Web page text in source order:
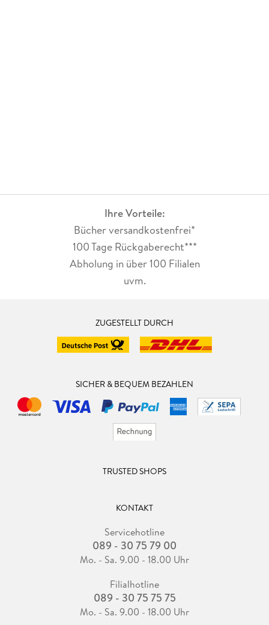
Ihre Vorteile:
Bücher versandkostenfrei*
100 Tage Rückgaberecht***
Abholung in über 100 Filialen
uvm.
ZUGESTELLT DURCH
SICHER & BEQUEM BEZAHLEN
TRUSTED SHOPS
KONTAKT
Servicehotline
089 - 30 75 79 00
Mo. - Sa. 9.00 - 18.00 Uhr
Filialhotline
089 - 30 75 75 75
Mo. - Sa. 9.00 - 18.00 Uhr